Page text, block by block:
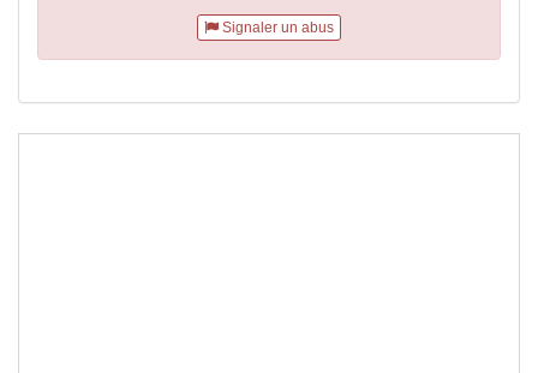
Signaler un abus